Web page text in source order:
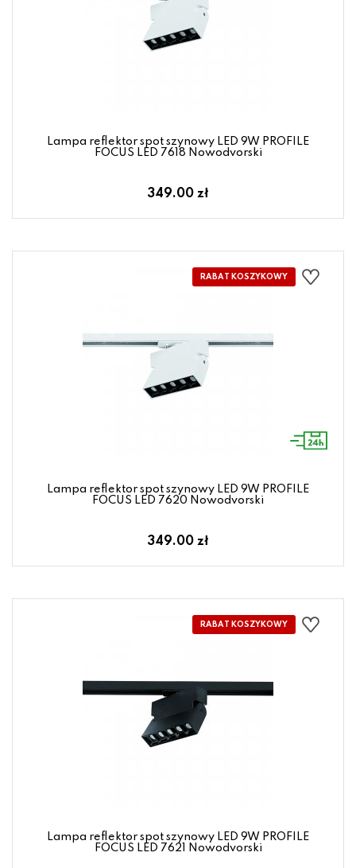
Lampa reflektor spot szynowy LED 9W PROFILE
FOCUS LED 7618 Nowodvorski
349.00 zł
Lampa reflektor spot szynowy LED 9W PROFILE
FOCUS LED 7620 Nowodvorski
349.00 zł
Lampa reflektor spot szynowy LED 9W PROFILE
FOCUS LED 7621 Nowodvorski